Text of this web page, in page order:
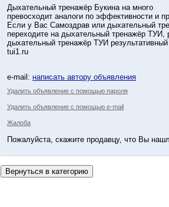
Дыхательный тренажёр Букина на много
превосходит аналоги по эффективности и
Если у Вас Самоздрав или дыхательный
переходите на дыхательный тренажёр ТУИ,
дыхательный тренажёр ТУИ
tui1.ru
e-mail: написать автору объявления
Удалить объявление с помощью пароля
Удалить объявление с помощью e-mail
Жалоба
Пожалуйста, скажите продавцу, что Вы